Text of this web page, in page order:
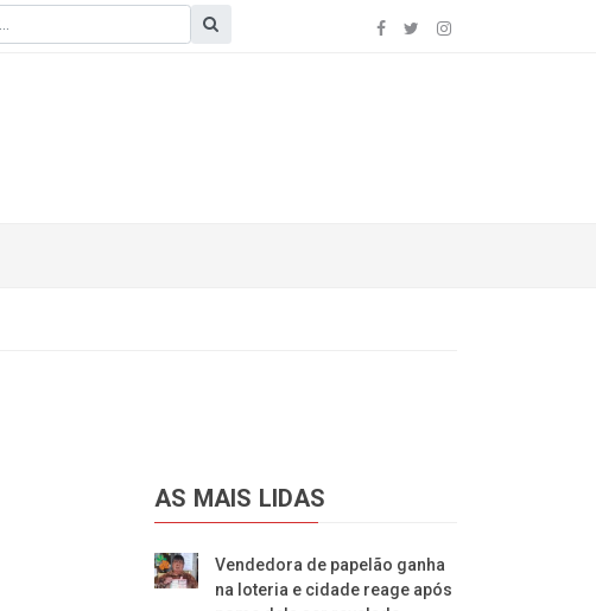
AS MAIS LIDAS
Vendedora de papelão ganha
na loteria e cidade reage após